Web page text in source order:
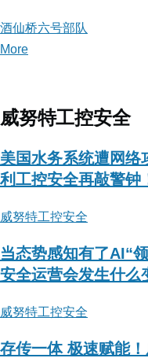
酒仙桥六号部队
More
仙
六
号
队
威努特工控安全
美国水务系统遭网络
利工控安全再敲警钟
威努特工控安全
当态势感知有了AI“
安全运营会发生什么
威努特工控安全
存传一体 极速赋能